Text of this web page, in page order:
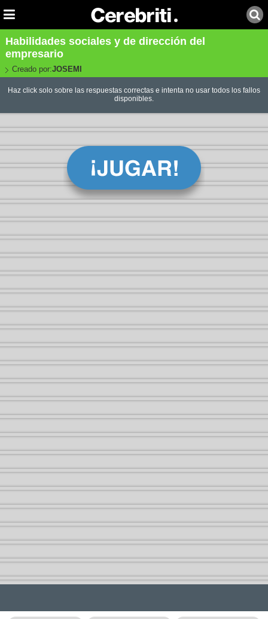
Habilidades sociales y de dirección del
empresario
Creado por:JOSEMI
Haz click solo sobre las respuestas correctas e intenta no usar todos los fallos
disponibles.